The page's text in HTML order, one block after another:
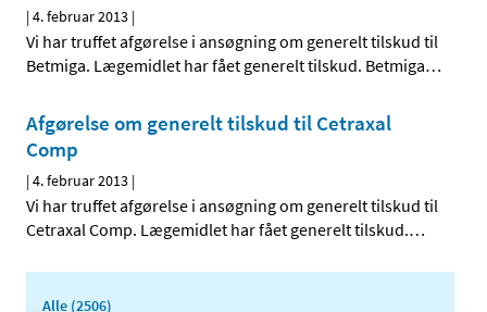
|4. februar 2013 |
Vi har truffet afgørelse i ansøgning om generelt tilskud til
Betmiga. Lægemidlet har fået generelt tilskud. Betmiga…
Afgørelse om generelt tilskud til Cetraxal
Comp
|4. februar 2013 |
Vi har truffet afgørelse i ansøgning om generelt tilskud til
Cetraxal Comp. Lægemidlet har fået generelt tilskud.…
Alle (2506)